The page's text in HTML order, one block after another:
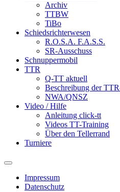
Archiv
TTBW
TiBo
Schiedsrichterwesen
R.O.S.A. F.A.S.S.
SR-Ausschuss
Schnuppermobil
TTR
Q-TT aktuell
Beschreibung der
NWA/QNSZ
Video / Hilfe
Anleitung click-tt
Videos TT-Training
Über den Tellerrand
Turniere
Impressum
Datenschutz